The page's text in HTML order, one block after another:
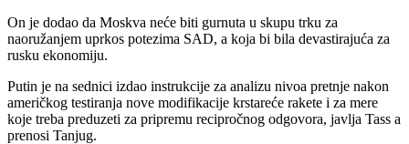
On je dodao da Moskva neće biti gurnuta u skupu trku za
naoružanjem uprkos potezima SAD, a koja bi bila devastirajuća za
rusku ekonomiju.
Putin je na sednici izdao instrukcije za analizu nivoa pretnje nakon
američkog testiranja nove modifikacije krstareće rakete i za mere
koje treba preduzeti za pripremu recipročnog odgovora, javlja Tass a
prenosi Tanjug.